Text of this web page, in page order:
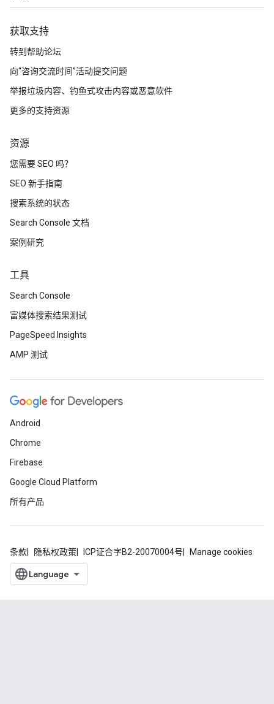
获取支持
转到帮助论坛
向“咨询交流时间”活动提交问题
举报垃圾内容、钓鱼式攻击内容或恶意软件
更多的支持资源
资源
您需要 SEO 吗？
SEO 新手指南
搜索系统的状态
Search Console 文档
案例研究
工具
Search Console
富媒体搜索结果测试
PageSpeed Insights
AMP 测试
Android
Chrome
Firebase
Google Cloud Platform
所有产品
条款 隐私权政策 ICP证合字B2-20070004号 Manage cookies